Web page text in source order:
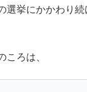
選挙にかかわり続
ころは、